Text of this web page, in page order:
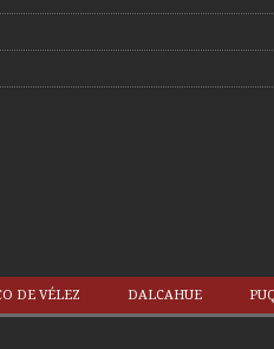
DE VÉLEZ DALCAHUE